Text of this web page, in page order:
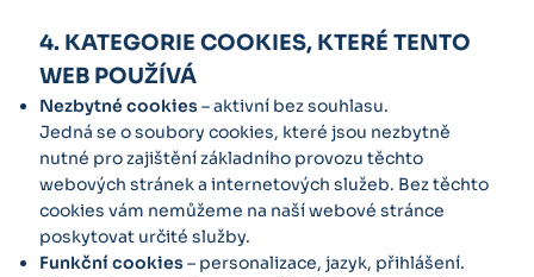
4. KATEGORIE COOKIES, KTERÉ TENTO
WEB POUŽÍVÁ
Nezbytné cookies– aktivní bez souhlasu.
Jedná se o soubory cookies, které jsou nezbytně
nutné pro zajištění základního provozu těchto
webových stránek a internetových služeb. Bez těchto
cookies vám nemůžeme na naší webové stránce
poskytovat určité služby.
Funkční cookies– personalizace, jazyk, přihlášení.